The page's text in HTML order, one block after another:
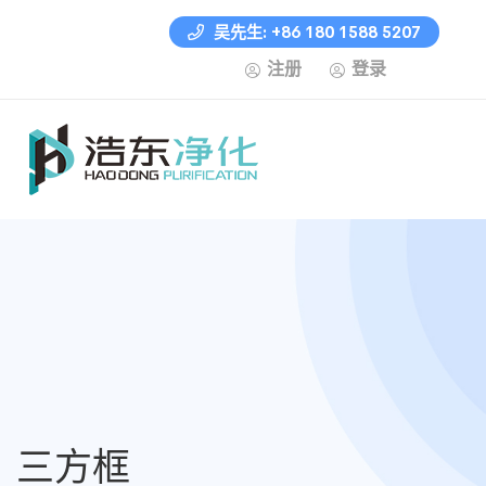
吴先生: +86 180 1588 5207
注册 登录
三方框